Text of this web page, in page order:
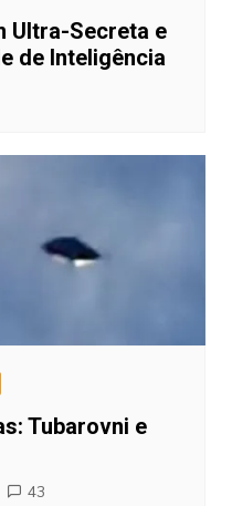
Ultra-Secreta e
de Inteligência
Tubarovni e
43